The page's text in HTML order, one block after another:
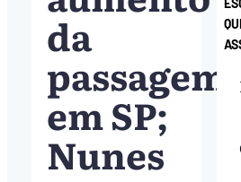
da
passagem
em SP;
Nunes